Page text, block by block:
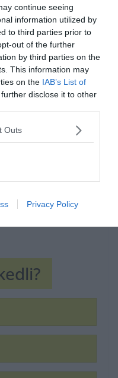
continue seeing
information utilized by
to third parties prior to
out of the further
by third parties on the
This information may
on the IAB’s List of
disclose it to other
Outs
Privacy Policy